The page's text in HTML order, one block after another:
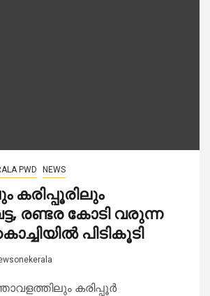
PWD NEWS
കരിപ്പൂരിലും
രണ്ടര കോടി വരുന്ന
പിടികൂടി
കരിപ്പൂര്‍